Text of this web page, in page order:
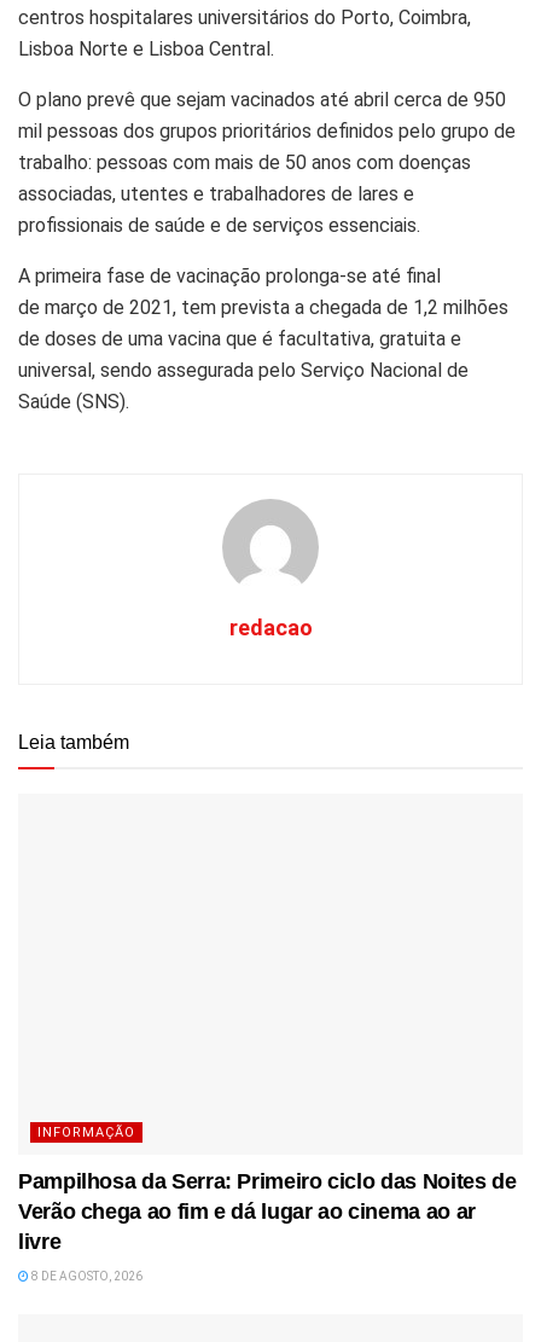
centros hospitalares universitários do Porto, Coimbra,
Lisboa Norte e Lisboa Central.
O plano prevê que sejam vacinados até abril cerca de 950
mil pessoas dos grupos prioritários definidos pelo grupo de
trabalho: pessoas com mais de 50 anos com doenças
associadas, utentes e trabalhadores de lares e
profissionais de saúde e de serviços essenciais.
A primeira fase de vacinação prolonga-se até final
de março de 2021, tem prevista a chegada de 1,2 milhões
de doses de uma vacina que é facultativa, gratuita e
universal, sendo assegurada pelo Serviço Nacional de
Saúde (SNS).
redacao
Leia também
INFORMAÇÃO
Pampilhosa da Serra: Primeiro ciclo das Noites de
Verão chega ao fim e dá lugar ao cinema ao ar
livre
8 DE AGOSTO, 2026